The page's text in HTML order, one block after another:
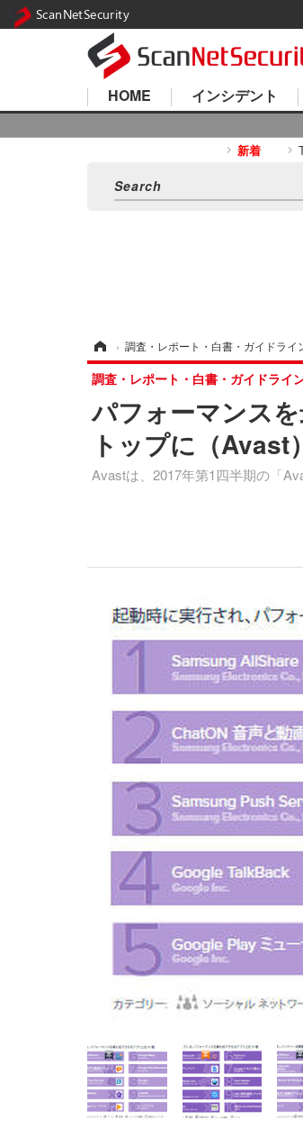
HOME インシデント
新着
› 調査・レポート・白書・ガイドライ
パフォーマンス
トップに（Avast）
Avastは、2017年第1四半期の「
調査・レポート・白書・ガイドライ
ScanNetSecurity